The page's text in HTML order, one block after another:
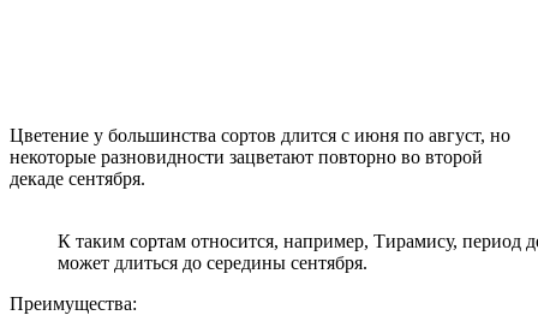
Цветение у большинства сортов длится с июня по август, но
некоторые разновидности зацветают повторно во второй
декаде сентября.
К таким сортам относится, например, Тирамису, период
может длиться до середины сентября.
Преимущества: